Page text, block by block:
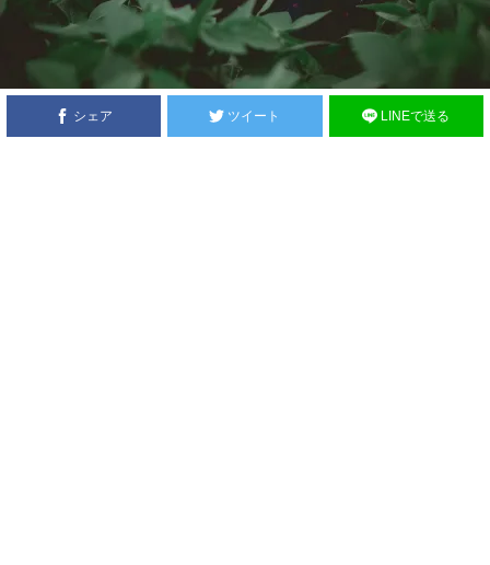
シェア ツイート LINEで送る